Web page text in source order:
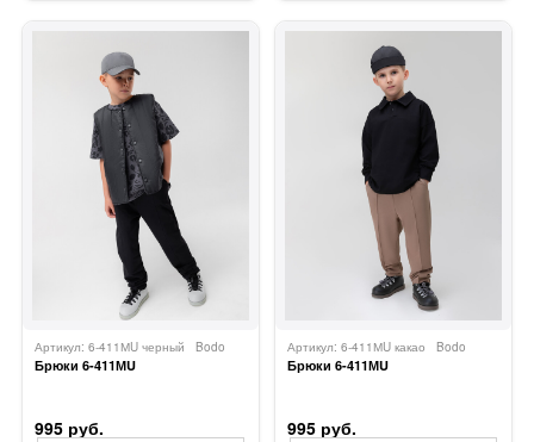
Брюки 6-411МU
Артикул: 6-411МU черный Bodo
995 руб.
Брюки 6-411МU
Артикул: 6-411МU какао Bodo
995 руб.